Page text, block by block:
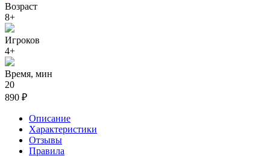
Возраст
8+
Игроков
4+
Время, мин
20
890 ₽
Описание
Характеристики
Отзывы
Правила